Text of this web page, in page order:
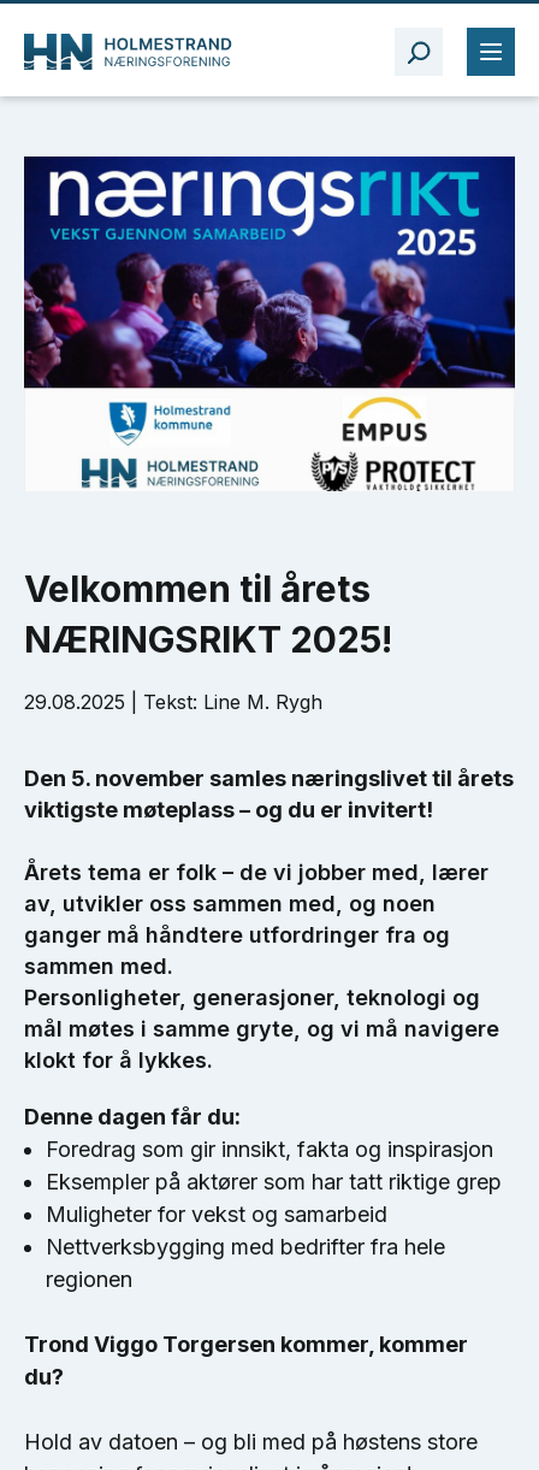
Velkommen til årets
NÆRINGSRIKT 2025!
29.08.2025 | Tekst: Line M. Rygh
Den 5. november samles næringslivet til årets
viktigste møteplass – og du er invitert!
Årets tema er folk – de vi jobber med, lærer
av, utvikler oss sammen med, og noen
ganger må håndtere utfordringer fra og
sammen med.
Personligheter, generasjoner, teknologi og
mål møtes i samme gryte, og vi må navigere
klokt for å lykkes.
Denne dagen får du:
Foredrag som gir innsikt, fakta og inspirasjon
Eksempler på aktører som har tatt riktige grep
Muligheter for vekst og samarbeid
Nettverksbygging med bedrifter fra hele
regionen
Trond Viggo Torgersen kommer, kommer
du?
Hold av datoen – og bli med på høstens store